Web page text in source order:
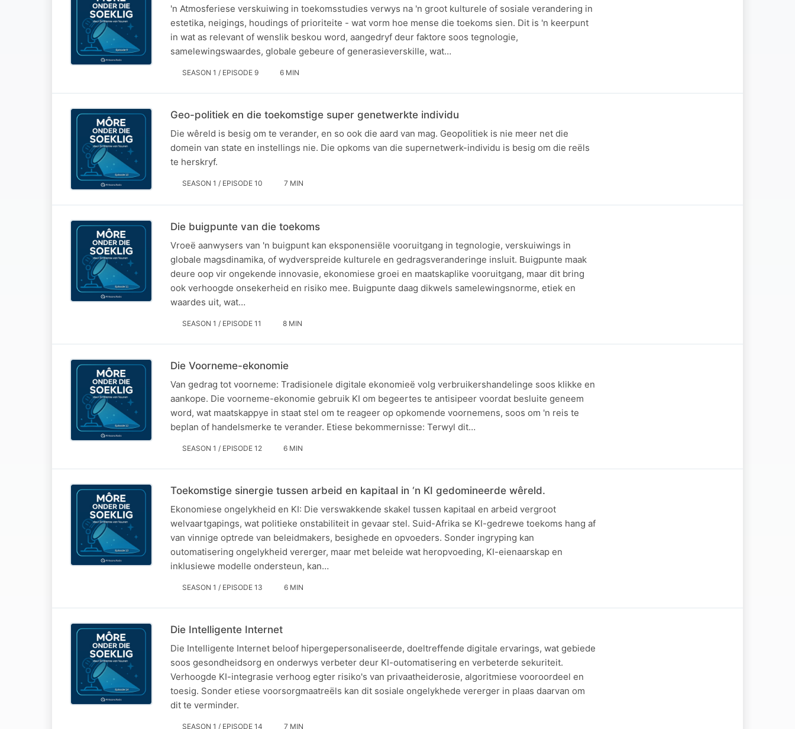
'n Atmosferiese verskuiwing in toekomsstudies verwys na 'n groot kulturele of sosiale verandering in
estetika, neigings, houdings of prioriteite - wat vorm hoe mense die toekoms sien. Dit is 'n keerpunt
in wat as relevant of wenslik beskou word, aangedryf deur faktore soos tegnologie,
samelewingswaardes, globale gebeure of generasieverskille, wat…
SEASON 1 / EPISODE 9 6 MIN
Geo-politiek en die toekomstige super genetwerkte individu
Die wêreld is besig om te verander, en so ook die aard van mag. Geopolitiek is nie meer net die
domein van state en instellings nie. Die opkoms van die supernetwerk-individu is besig om die reëls
te herskryf.
SEASON 1 / EPISODE 10 7 MIN
Die buigpunte van die toekoms
Vroeë aanwysers van 'n buigpunt kan eksponensiële vooruitgang in tegnologie, verskuiwings in
globale magsdinamika, of wydverspreide kulturele en gedragsveranderinge insluit. Buigpunte maak
deure oop vir ongekende innovasie, ekonomiese groei en maatskaplike vooruitgang, maar dit bring
ook verhoogde onsekerheid en risiko mee. Buigpunte daag dikwels samelewingsnorme, etiek en
waardes uit, wat…
SEASON 1 / EPISODE 11 8 MIN
Die Voorneme-ekonomie
Van gedrag tot voorneme: Tradisionele digitale ekonomieë volg verbruikershandelinge soos klikke en
aankope. Die voorneme-ekonomie gebruik KI om begeertes te antisipeer voordat besluite geneem
word, wat maatskappye in staat stel om te reageer op opkomende voornemens, soos om 'n reis te
beplan of handelsmerke te verander. Etiese bekommernisse: Terwyl dit…
SEASON 1 / EPISODE 12 6 MIN
Toekomstige sinergie tussen arbeid en kapitaal in ‘n KI gedomineerde wêreld.
Ekonomiese ongelykheid en KI: Die verswakkende skakel tussen kapitaal en arbeid vergroot
welvaartgapings, wat politieke onstabiliteit in gevaar stel. Suid-Afrika se KI-gedrewe toekoms hang af
van vinnige optrede van beleidmakers, besighede en opvoeders. Sonder ingryping kan
outomatisering ongelykheid vererger, maar met beleide wat heropvoeding, KI-eienaarskap en
inklusiewe modelle ondersteun, kan…
SEASON 1 / EPISODE 13 6 MIN
Die Intelligente Internet
Die Intelligente Internet beloof hipergepersonaliseerde, doeltreffende digitale ervarings, wat gebiede
soos gesondheidsorg en onderwys verbeter deur KI-outomatisering en verbeterde sekuriteit.
Verhoogde KI-integrasie verhoog egter risiko's van privaatheiderosie, algoritmiese vooroordeel en
toesig. Sonder etiese voorsorgmaatreëls kan dit sosiale ongelykhede vererger in plaas daarvan om
dit te verminder.
SEASON 1 / EPISODE 14 7 MIN